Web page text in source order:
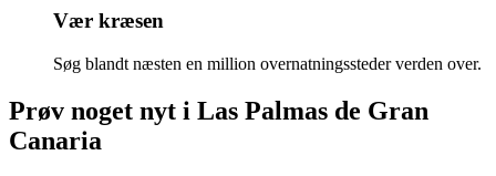
Vær kræsen
Søg blandt næsten en million overnatningssteder verden over.
Prøv noget nyt i Las Palmas de Gran
Canaria